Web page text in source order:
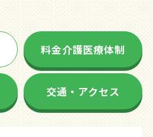
料金介護医療体制
交通・アクセス